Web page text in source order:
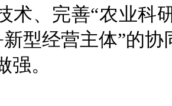
术、完善“农业科
新型经营主体”的
强。